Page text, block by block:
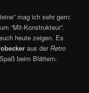
mag ich sehr gern:
“Mit-Konstrukteur”.
heute zeigen. Es
aus derRetro
beim Blättern.